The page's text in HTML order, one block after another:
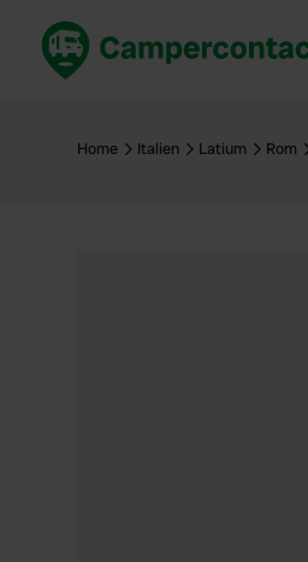
Deutschland
Home Italien Latium Rom